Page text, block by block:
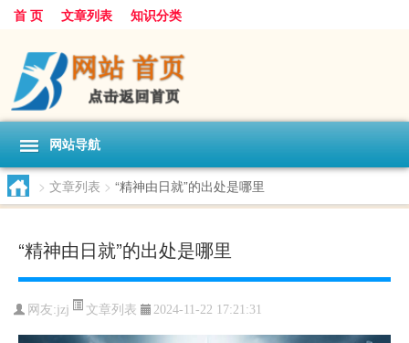
首 页 文章列表 知识分类
网站导航
> 文章列表 > “精神由日就”的出处是哪里
“精神由日就”的出处是哪里
网友:jzj 文章列表 2024-11-22 17:21:31